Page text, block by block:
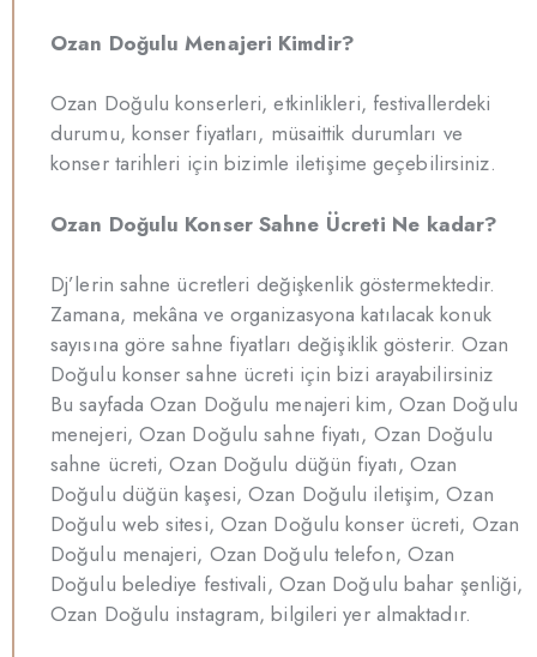
Ozan Doğulu Menajeri Kimdir?
Ozan Doğulu konserleri, etkinlikleri, festivallerdeki
durumu, konser fiyatları, müsaittik durumları ve
konser tarihleri için bizimle iletişime geçebilirsiniz.
Ozan Doğulu Konser Sahne Ücreti Ne kadar?
Dj’lerin sahne ücretleri değişkenlik göstermektedir.
Zamana, mekâna ve organizasyona katılacak konuk
sayısına göre sahne fiyatları değişiklik gösterir. Ozan
Doğulu konser sahne ücreti için bizi arayabilirsiniz
Bu sayfada Ozan Doğulu menajeri kim, Ozan Doğulu
menejeri, Ozan Doğulu sahne fiyatı, Ozan Doğulu
sahne ücreti, Ozan Doğulu düğün fiyatı, Ozan
Doğulu düğün kaşesi, Ozan Doğulu iletişim, Ozan
Doğulu web sitesi, Ozan Doğulu konser ücreti, Ozan
Doğulu menajeri, Ozan Doğulu telefon, Ozan
Doğulu belediye festivali, Ozan Doğulu bahar şenliği,
Ozan Doğulu instagram, bilgileri yer almaktadır.